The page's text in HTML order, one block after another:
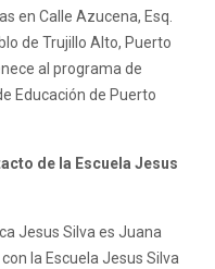
en Calle Azucena, Esq.
de Trujillo Alto, Puerto
al programa de
Educación de Puerto
de la Escuela Jesus
Jesus Silva es Juana
la Escuela Jesus Silva